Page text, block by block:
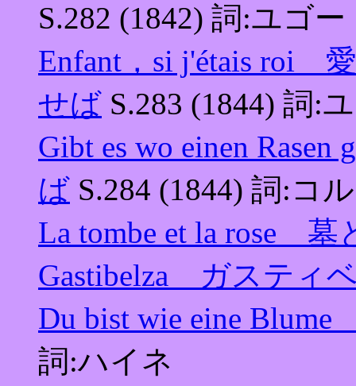
S.282 (1842) 詞:ユゴー
Enfant，si j'étais roi
せば S.283 (1844) 詞:
Gibt es wo einen
ば S.284 (1844) 詞:コ
La tombe et la rose 墓
Gastibelza ガスティ
Du bist wie eine
詞:ハイネ